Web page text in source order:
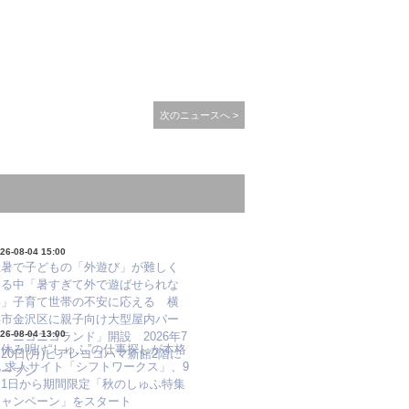
次のニュースへ >
08-04 15:00
で子どもの「外遊び」が難しく
中「暑すぎて外で遊ばせられな
」子育て世帯の不安に応える 横
金沢区に親子向け大型屋内パー
ニコニコランド」開設 2026年7
日(月)ビアレヨコハマ新館2階に
プン
08-04 13:00
み明け“しゅふ”の仕事探しが本格
求人サイト「シフトワークス」、9
1日から期間限定「秋のしゅふ特集
ンペーン」をスタート